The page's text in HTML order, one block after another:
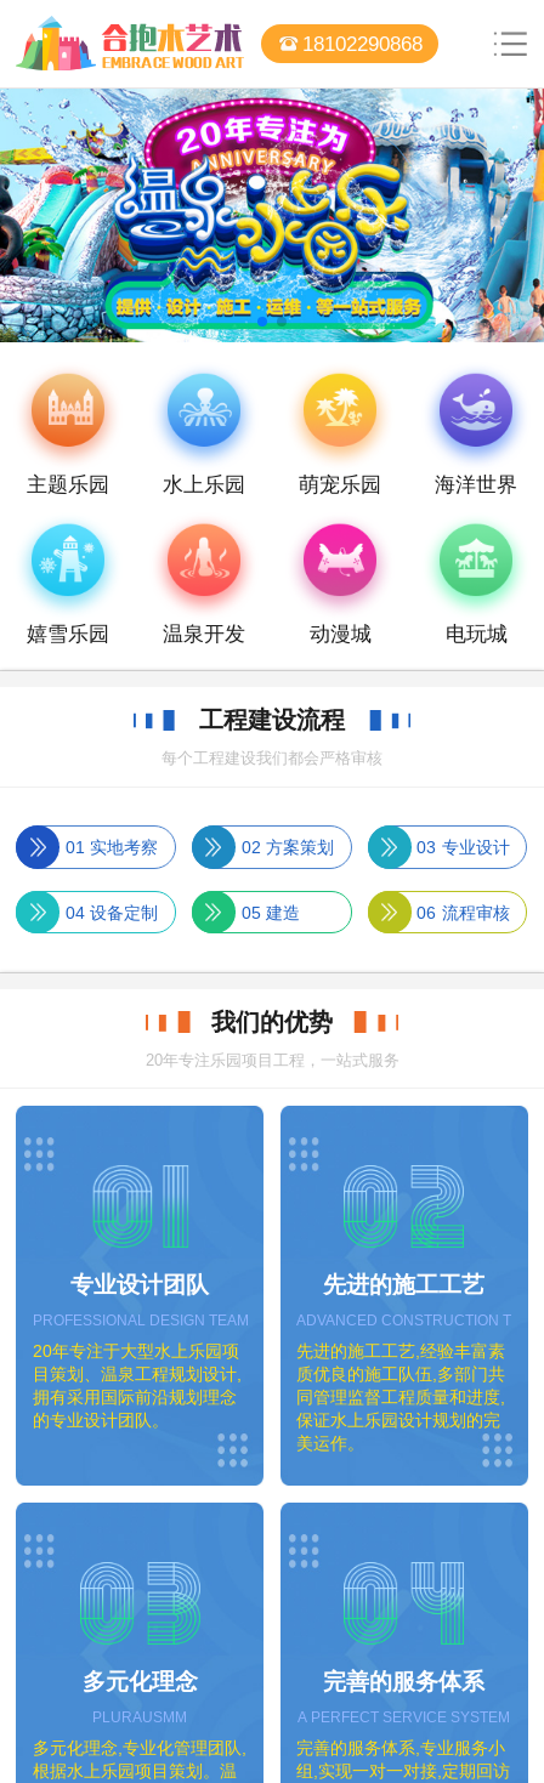
18102290868
主题乐园 水上乐园 萌宠乐园 海洋世界
嬉雪乐园 温泉开发 动漫城 电玩城
工程建设流程
每个工程建设我们都会严格审核
01 实地考察 02 方案策划 03 专业设计
04 设备定制 05 建造 06 流程审核
我们的优势
20年专注乐园项目工程，一站式服务
专业设计团队
PROFESSIONAL DESIGN TEAM
20年专注于大型水上乐园项
目策划、温泉工程规划设计,
拥有采用国际前沿规划理念
的专业设计团队。
多元化理念
PLURAUSMM
多元化理念,专业化管理团队,
根据水上乐园项目策划。温
先进的施工工艺
ADVANCED CONSTRUCTION
先进的施工工艺,经验丰富素
质优良的施工队伍,多部门共
同管理监督工程质量和进度,
保证水上乐园设计规划的完
美运作。
完善的服务体系
A PERFECT SERVICE SYSTEM
完善的服务体系,专业服务小
组,实现一对一对接,定期回访